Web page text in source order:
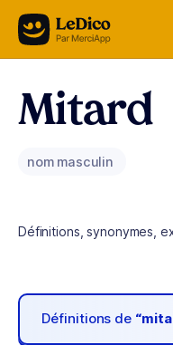
Aller au contenu
Mitard
nom masculin
Définitions, synonymes,
Définitions de